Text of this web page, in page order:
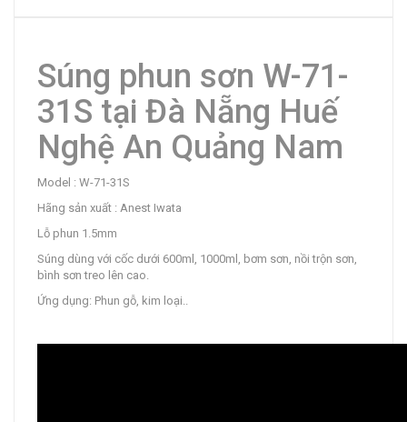
Súng phun sơn W-71-
31S tại Đà Nẵng Huế
Nghệ An Quảng Nam
Model : W-71-31S
Hãng sản xuất : Anest Iwata
Lỗ phun 1.5mm
Súng dùng với cốc dưới 600ml, 1000ml, bơm sơn, nồi trộn sơn,
bình sơn treo lên cao.
Ứng dụng: Phun gỗ, kim loại..